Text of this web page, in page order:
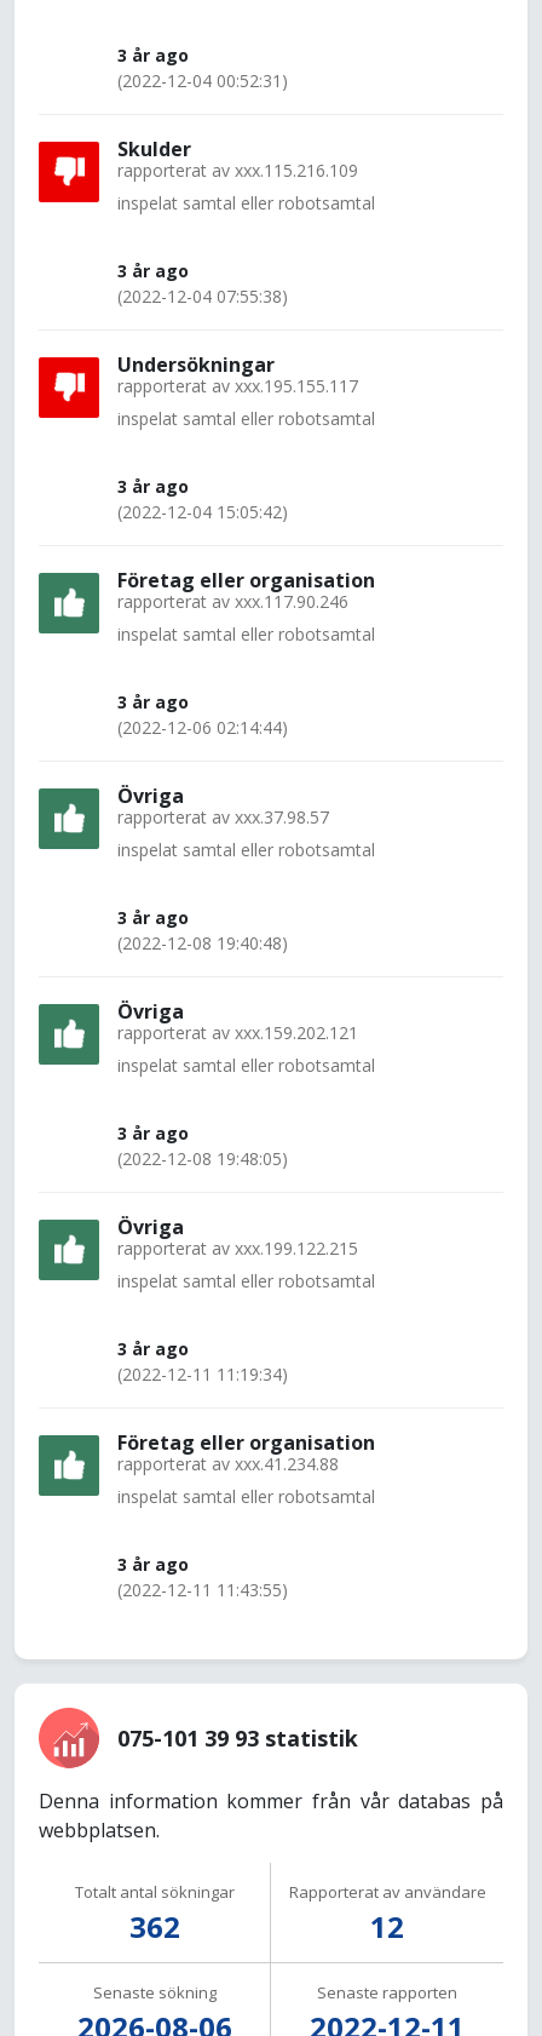
3 år ago
(2022-12-04 00:52:31)
Skulder
rapporterat av xxx.115.216.109
inspelat samtal eller robotsamtal
3 år ago
(2022-12-04 07:55:38)
Undersökningar
rapporterat av xxx.195.155.117
inspelat samtal eller robotsamtal
3 år ago
(2022-12-04 15:05:42)
Företag eller organisation
rapporterat av xxx.117.90.246
inspelat samtal eller robotsamtal
3 år ago
(2022-12-06 02:14:44)
Övriga
rapporterat av xxx.37.98.57
inspelat samtal eller robotsamtal
3 år ago
(2022-12-08 19:40:48)
Övriga
rapporterat av xxx.159.202.121
inspelat samtal eller robotsamtal
3 år ago
(2022-12-08 19:48:05)
Övriga
rapporterat av xxx.199.122.215
inspelat samtal eller robotsamtal
3 år ago
(2022-12-11 11:19:34)
Företag eller organisation
rapporterat av xxx.41.234.88
inspelat samtal eller robotsamtal
3 år ago
(2022-12-11 11:43:55)
075-101 39 93 statistik
Denna information kommer från vår databas på
webbplatsen.
Totalt antal sökningar
362
Rapporterat av användare
12
Senaste sökning
2026-08-06
Senaste rapporten
2022-12-11